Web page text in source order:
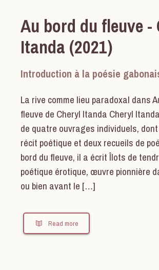
Au bord du fleuve -
Itanda (2021)
Introduction à la poésie
La rive comme lieu paradoxal dans
fleuve de Cheryl Itanda Cheryl
de quatre ouvrages individuels,
récit poétique et deux recueils de
bord du fleuve, il a écrit Îlots de
poétique érotique, œuvre pionnière
ou bien avant le […]
Read more